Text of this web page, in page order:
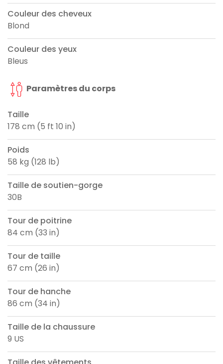
Couleur des cheveux
Blond
Couleur des yeux
Bleus
Paramètres du corps
Taille
178 cm (5 ft 10 in)
Poids
58 kg (128 lb)
Taille de soutien-gorge
30B
Tour de poitrine
84 cm (33 in)
Tour de taille
67 cm (26 in)
Tour de hanche
86 cm (34 in)
Taille de la chaussure
9 US